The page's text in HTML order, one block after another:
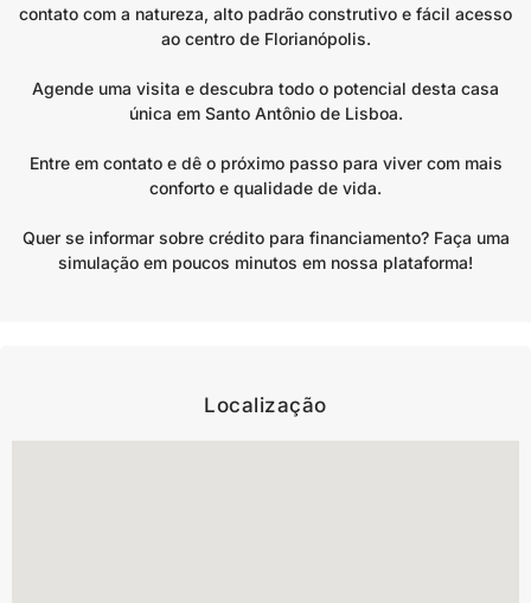
contato com a natureza, alto padrão construtivo e fácil acesso
ao centro de Florianópolis.
Agende uma visita e descubra todo o potencial desta casa
única em Santo Antônio de Lisboa.
Entre em contato e dê o próximo passo para viver com mais
conforto e qualidade de vida.
Quer se informar sobre crédito para financiamento? Faça uma
simulação em poucos minutos em nossa plataforma!
Localização